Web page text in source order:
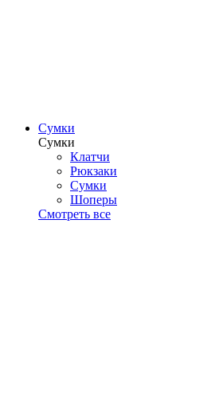
Сумки
Сумки
Клатчи
Рюкзаки
Сумки
Шоперы
Смотреть все